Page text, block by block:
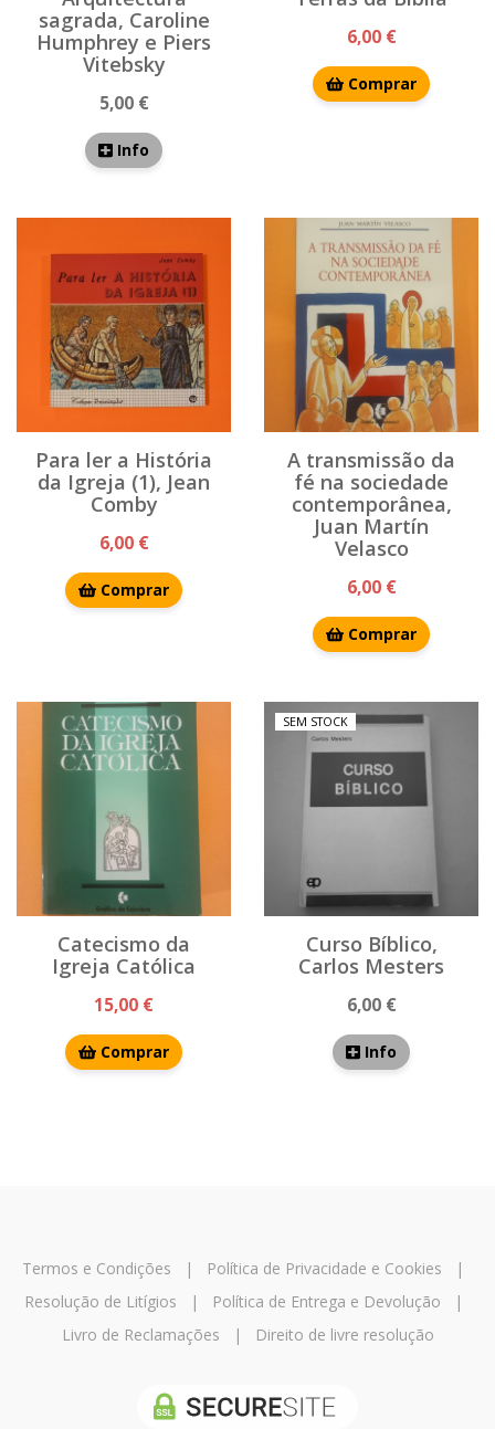
sagrada, Caroline
Humphrey e Piers
Vitebsky
5,00 €
Info
6,00 €
Comprar
Para ler a História
da Igreja (1), Jean
Comby
6,00 €
Comprar
A transmissão da
fé na sociedade
contemporânea,
Juan Martín
Velasco
6,00 €
Comprar
Catecismo da
Igreja Católica
15,00 €
Comprar
SEM STOCK
Curso Bíblico,
Carlos Mesters
6,00 €
Info
Termos e Condições | Política de Privacidade e Cookies |
Resolução de Litígios | Política de Entrega e Devolução |
Livro de Reclamações | Direito de livre resolução